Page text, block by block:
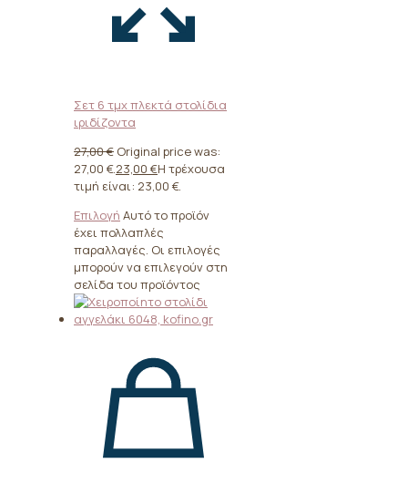
Σετ 6 τμχ πλεκτά στολίδια
ιριδίζοντα
27,00€ Original price was:
27,00 €.23,00 €Η τρέχουσα
τιμή είναι: 23,00 €.
Επιλογή Αυτό το προϊόν
έχει πολλαπλές
παραλλαγές. Οι επιλογές
μπορούν να επιλεγούν στη
σελίδα του προϊόντος